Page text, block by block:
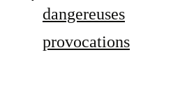
dangereuses
provocations